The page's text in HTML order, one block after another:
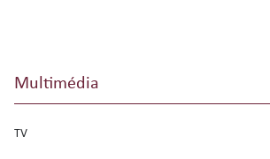
Multimédia
TV